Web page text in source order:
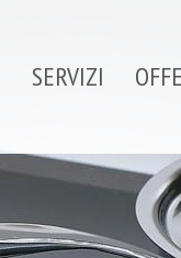
SERVIZI